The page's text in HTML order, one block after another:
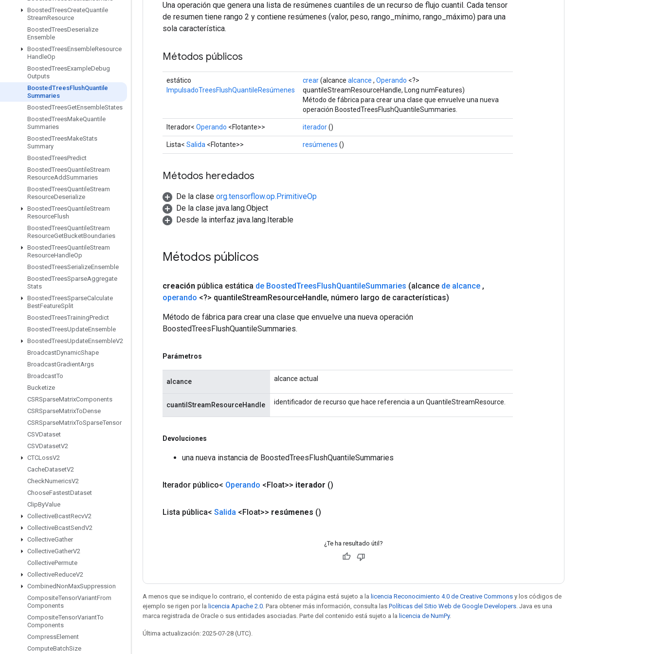
BoostedTreesCreateQuantile
StreamResource
BoostedTreesDeserialize
Ensemble
BoostedTreesEnsembleResource
HandleOp
BoostedTreesExampleDebug
Outputs
BoostedTreesFlushQuantile
Summaries
BoostedTreesGetEnsembleStates
BoostedTreesMakeQuantile
Summaries
BoostedTreesMakeStats
Summary
BoostedTreesPredict
BoostedTreesQuantileStream
ResourceAddSummaries
BoostedTreesQuantileStream
ResourceDeserialize
BoostedTreesQuantileStream
ResourceFlush
BoostedTreesQuantileStream
ResourceGetBucketBoundaries
BoostedTreesQuantileStream
ResourceHandleOp
BoostedTreesSerializeEnsemble
BoostedTreesSparseAggregate
Stats
BoostedTreesSparseCalculate
BestFeatureSplit
BoostedTreesTrainingPredict
BoostedTreesUpdateEnsemble
BoostedTreesUpdateEnsembleV2
BroadcastDynamicShape
BroadcastGradientArgs
BroadcastTo
Bucketize
CSRSparseMatrixComponents
CSRSparseMatrixToDense
CSRSparseMatrixToSparseTensor
CSVDataset
CSVDatasetV2
CTCLossV2
CacheDatasetV2
CheckNumericsV2
ChooseFastestDataset
ClipByValue
CollectiveBcastRecvV2
CollectiveBcastSendV2
CollectiveGather
CollectiveGatherV2
CollectivePermute
CollectiveReduceV2
CombinedNonMaxSuppression
CompositeTensorVariantFrom
Components
CompositeTensorVariantTo
Components
CompressElement
ComputeBatchSize
Una operación que genera una lista de resúmenes cuantiles de un recurso de flujo cuantil. Cada tensor
de resumen tiene rango 2 y contiene resúmenes (valor, peso, rango_mínimo, rango_máximo) para una
sola característica.
Métodos públicos
estático
ImpulsadoTreesFlushQuantileResúmenes
crear(alcance alcance , Operando <?>
quantileStreamResourceHandle, Long numFeatures)
Método de fábrica para crear una clase que envuelve una nueva
operación BoostedTreesFlushQuantileSummaries.
Iterador< Operando <Flotante>> iterador()
Lista< Salida <Flotante>> resúmenes ()
Métodos heredados
De la clase org.tensorflow.op.PrimitiveOp
De la clase java.lang.Object
Desde la interfaz java.lang.Iterable
Métodos públicos
creación pública estática de BoostedTreesFlushQuantileSummaries (alcance de alcance ,
operando <?> quantileStreamResourceHandle, número largo de características)
Método de fábrica para crear una clase que envuelve una nueva operación
BoostedTreesFlushQuantileSummaries.
Parámetros
alcance alcance actual
cuantilStreamResourceHandle identificador de recurso que hace referencia a un QuantileStreamResource.
Devoluciones
una nueva instancia de BoostedTreesFlushQuantileSummaries
Iterador público< Operando <Float>> iterador ()
Lista pública< Salida <Float>> resúmenes ()
¿Te ha resultado útil?
A menos que se indique lo contrario, el contenido de esta página está sujeto a la licencia Reconocimiento 4.0 de Creative Commons y los códigos de
ejemplo se rigen por la licencia Apache 2.0 . Para obtener más información, consulta las Políticas del Sitio Web de Google Developers . Java es una
marca registrada de Oracle o sus entidades asociadas. Parte del contenido está sujeto a la licencia de NumPy.
Última actualización: 2025-07-28 (UTC).